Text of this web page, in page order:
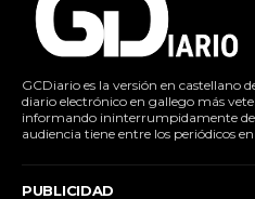
GCDiario es la versión en castellano
diario electrónico en gallego más
informando ininterrumpidamente
audiencia tiene entre los periódicos
PUBLICIDAD